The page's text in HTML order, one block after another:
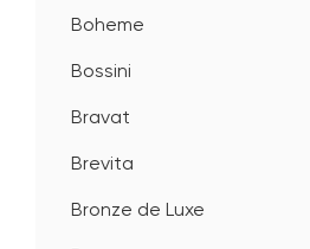
Boheme
Bossini
Bravat
Brevita
Bronze de Luxe